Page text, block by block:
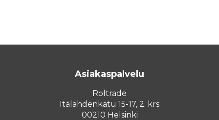
Asiakaspalvelu
Roltrade
Itälahdenkatu 15-17, 2. krs
00210 Helsinki